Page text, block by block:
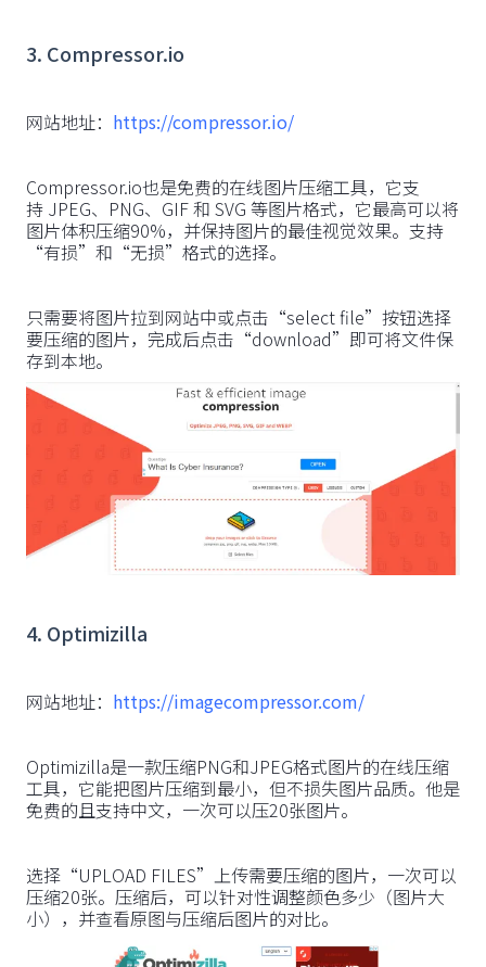
3. Compressor.io
网站地址： https://compressor.io/
Compressor.io也是免费的在线图片压缩工具，它支
持 JPEG、PNG、GIF 和 SVG 等图片格式，它最高可以将
图片体积压缩90%，并保持图片的最佳视觉效果。支持
“有损”和“无损”格式的选择。
只需要将图片拉到网站中或点击“select file”按钮选择
要压缩的图片，完成后点击“download”即可将文件保
存到本地。
4. Optimizilla
网站地址： https://imagecompressor.com/
Optimizilla是一款压缩PNG和JPEG格式图片的在线压缩
工具，它能把图片压缩到最小，但不损失图片品质。他是
免费的且支持中文，一次可以压20张图片。
选择“UPLOAD FILES”上传需要压缩的图片，一次可以
压缩20张。压缩后，可以针对性调整颜色多少（图片大
小），并查看原图与压缩后图片的对比。